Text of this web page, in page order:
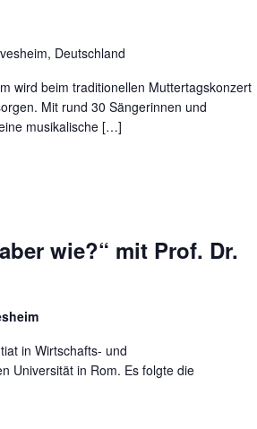
Deutschland
wird beim traditionellen Muttertagskonzert
Mit rund 30 Sängerinnen und
musikalische […]
wie?“ mit Prof. Dr.
in Wirtschafts- und
Universität in Rom. Es folgte die